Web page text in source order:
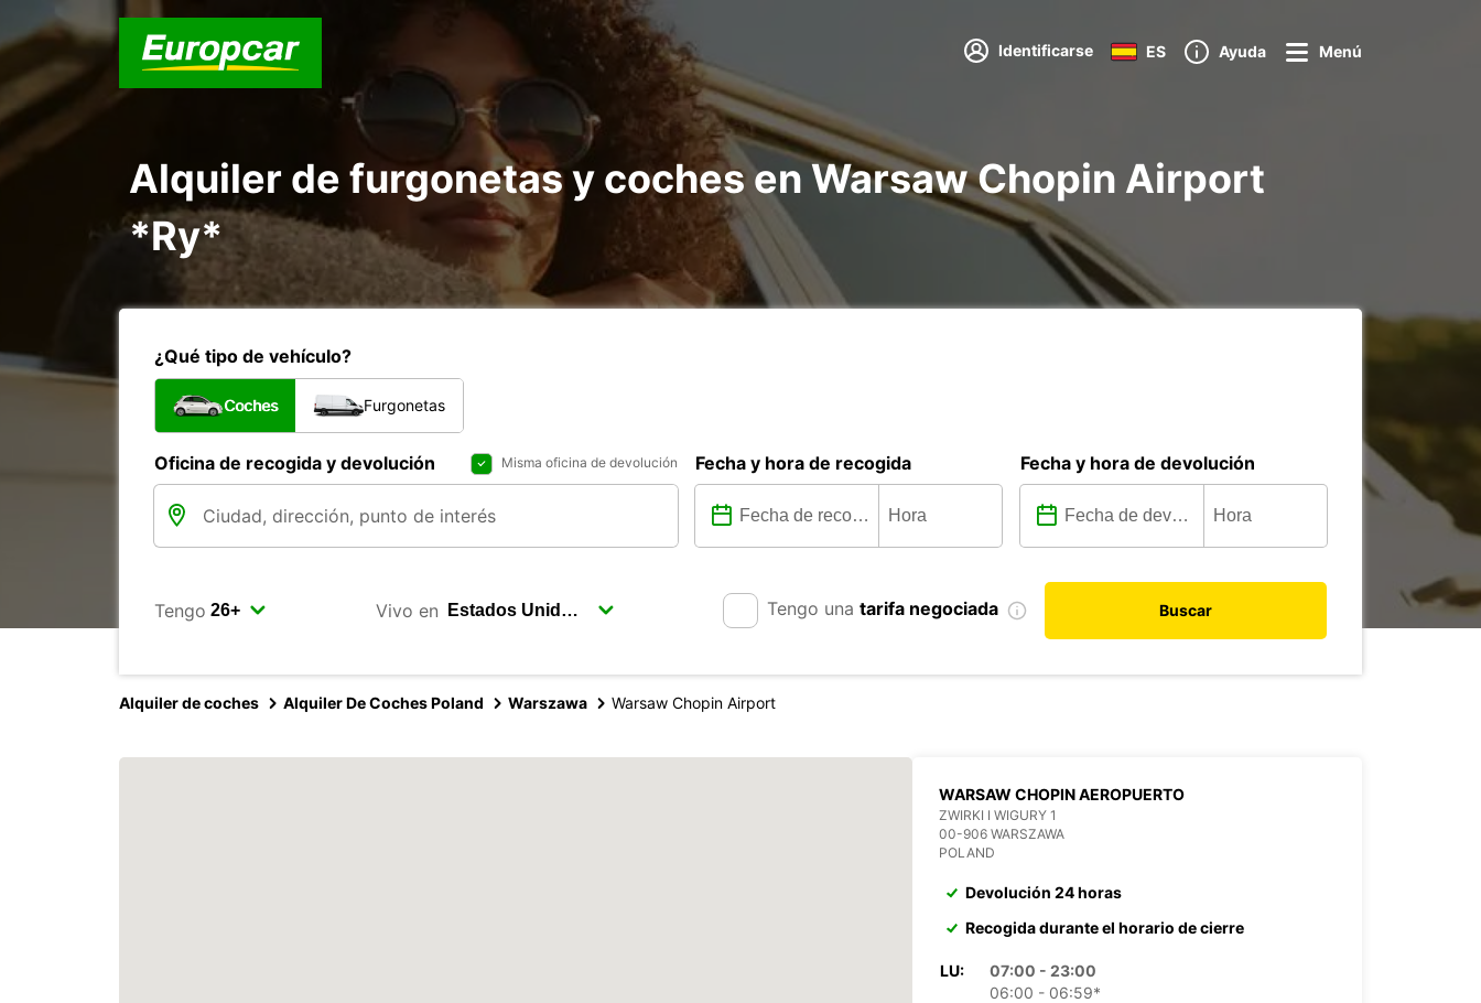
Identificarse ES Ayuda Menú
Alquiler de furgonetas y coches en Warsaw Chopin Airport
*Ry*
¿Qué tipo de vehículo?
Coches Furgonetas
Oficina de recogida y devolución Misma oficina de devolución Fecha y hora de recogida Fecha y hora de devolución
Tengo Vivo en Tengo una tarifa negociada Buscar
Alquiler de coches Alquiler De Coches Poland Warszawa Warsaw Chopin Airport
WARSAW CHOPIN AEROPUERTO
ZWIRKI I WIGURY 1
00-906 WARSZAWA
POLAND
Devolución 24 horas
Recogida durante el horario de cierre
LU:
07:00 - 23:00
06:00 - 06:59*